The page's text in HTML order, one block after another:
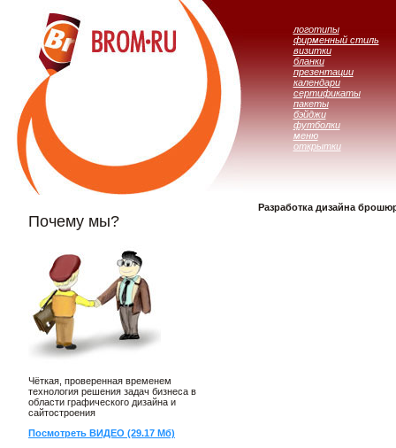
логотипы
фирменный стиль
визитки
бланки
презентации
календари
сертификаты
пакеты
бэйджи
футболки
меню
открытки
Почему мы?
Чёткая, проверенная временем
технология решения задач бизнеса в
области графического дизайна и
сайтостроения
Посмотреть ВИДЕО (29.17 Мб)
Разработка дизайна